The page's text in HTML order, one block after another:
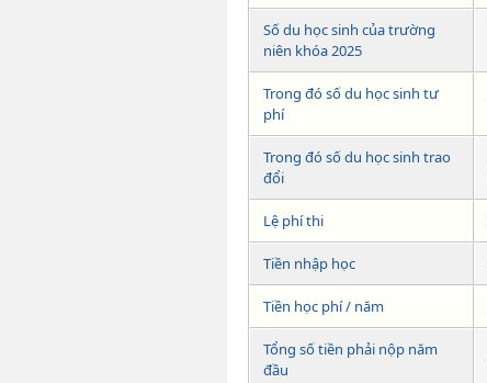
Số du học sinh của trường
niên khóa 2025
Trong đó số du học sinh tư
phí
Trong đó số du học sinh trao
đổi
Lệ phí thi
Tiền nhập học
Tiền học phí / năm
Tổng số tiền phải nộp năm
đầu